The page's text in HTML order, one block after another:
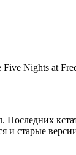
Nights at
Последних
и старые